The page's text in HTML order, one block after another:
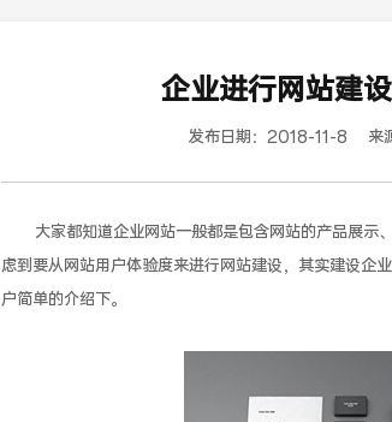
企业进行网站建
发布日期： 2018-11-8 来
大家都知道企业网站一般都是包含网站的产品展示
虑到要从网站用户体验度来进行网站建设，其实建设企
户简单的介绍下。